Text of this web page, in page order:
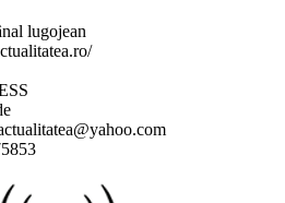
lugojean